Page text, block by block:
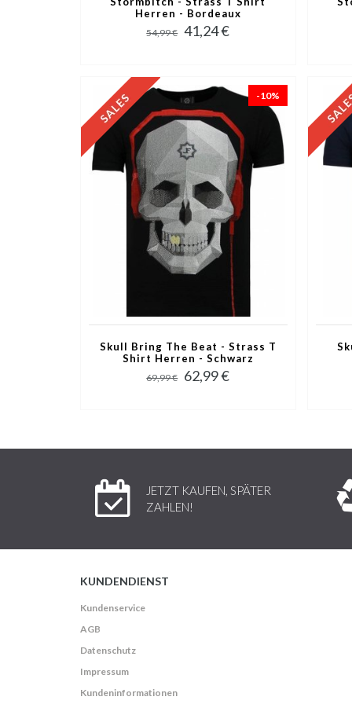
Herren - Bordeaux
54,99 € 41,24 €
-10%
Skull Bring The Beat - Strass T
Shirt Herren - Schwarz
69,99 € 62,99 €
JETZT KAUFEN, SPÄTER
ZAHLEN!
KUNDENDIENST
Kundenservice
AGB
Datenschutz
Impressum
Kundeninformationen